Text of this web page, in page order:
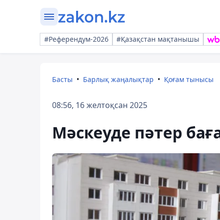
#Референдум-2026 #Қазақстан мақтанышы
Басты Барлық жаңалықтар Қоғам тынысы
08:56, 16 желтоқсан 2025
Мәскеуде пәтер